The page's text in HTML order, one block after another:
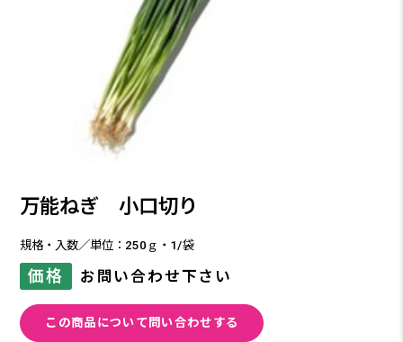
万能ねぎ 小口切り
規格・入数／単位：250ｇ・1/袋
価格 お問い合わせ下さい
この商品について問い合わせする